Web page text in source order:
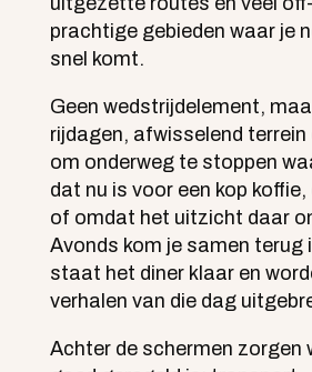
prachtige gebieden waar je
snel komt.
Geen wedstrijdelement,
rijdagen, afwisselend terrein
om onderweg te stoppen
dat nu is voor een kop koffie,
of omdat het uitzicht daar
Avonds kom je samen terug
staat het diner klaar en
verhalen van die dag
Achter de schermen zorgen